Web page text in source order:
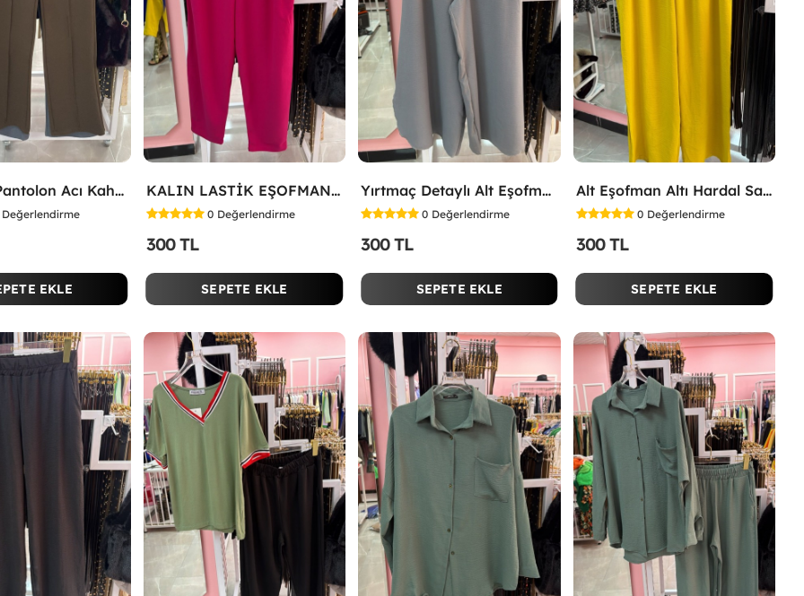
Düğmeli Pantolon Acı Kahve
Değerlendirme
EKLE
KALIN LASTİK EŞOFMAN ALTI Fuşya
0 Değerlendirme
300 TL
SEPETE EKLE
Yırtmaç Detaylı Alt Eşofman Altı Gri
0 Değerlendirme
300 TL
SEPETE EKLE
Alt Eşofman Altı Hardal Sarısı
0 Değerlendirme
300 TL
SEPETE EKLE